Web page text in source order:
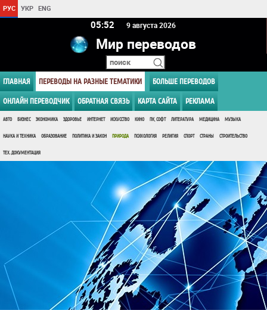
РУС УКР ENG
05 52 9 августа 2026
Мир переводов
ГЛАВНАЯ ПЕРЕВОДЫ НА РАЗНЫЕ ТЕМАТИКИ БОЛЬШЕ ПЕРЕВОДОВ
ОНЛАЙН ПЕРЕВОДЧИК ОБРАТНАЯ СВЯЗЬ КАРТА САЙТА РЕКЛАМА
АВТО БИЗНЕС ЭКОНОМИКА ЗДОРОВЬЕ ИНТЕРНЕТ ИСКУССТВО КИНО ПК, СОФТ ЛИТЕРАТУРА МЕДИЦИНА МУЗЫКА
НАУКА И ТЕХНИКА ОБРАЗОВАНИЕ ПОЛИТИКА И ЗАКОН ПРИРОДА ПСИХОЛОГИЯ РЕЛИГИЯ СПОРТ СТРАНЫ СТРОИТЕЛЬСТВО
ТЕХ. ДОКУМЕНТАЦИЯ